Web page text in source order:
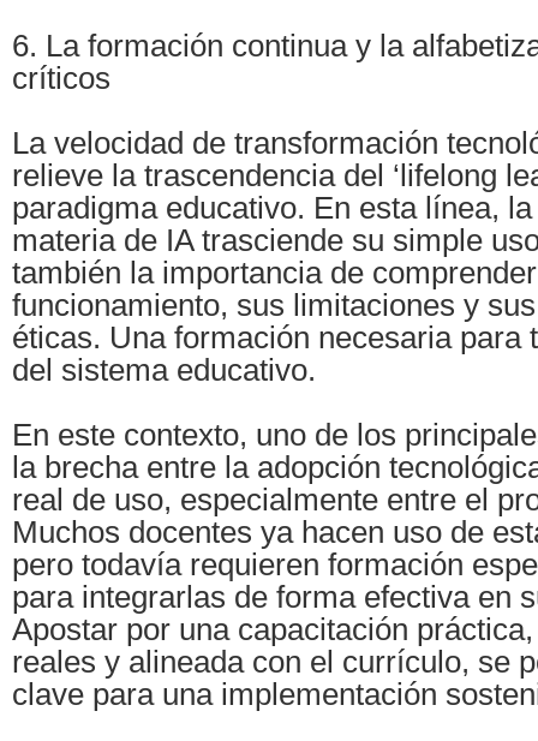
6. La formación continua y la
críticos
La velocidad de transformación
relieve la trascendencia del ‘lifelong
paradigma educativo. En esta línea,
materia de IA trasciende su simple
también la importancia de
funcionamiento, sus limitaciones y
éticas. Una formación necesaria para
del sistema educativo.
En este contexto, uno de los
la brecha entre la adopción
real de uso, especialmente entre el
Muchos docentes ya hacen uso de
pero todavía requieren formación
para integrarlas de forma efectiva en
Apostar por una capacitación
reales y alineada con el currículo, se
clave para una implementación